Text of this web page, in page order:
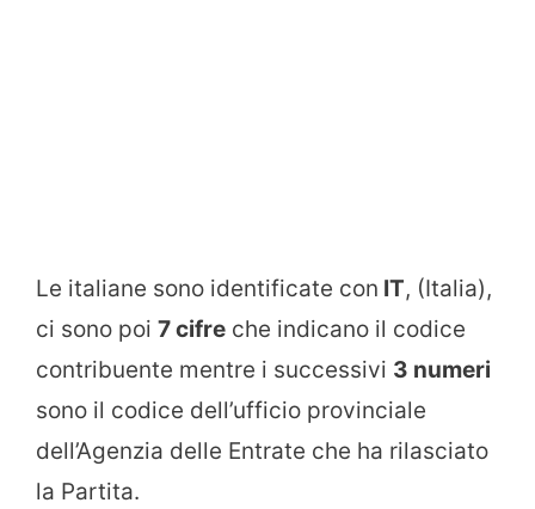
Le italiane sono identificate con IT, (Italia),
ci sono poi 7 cifre che indicano il codice
contribuente mentre i successivi 3 numeri
sono il codice dell’ufficio provinciale
dell’Agenzia delle Entrate che ha rilasciato
la Partita.